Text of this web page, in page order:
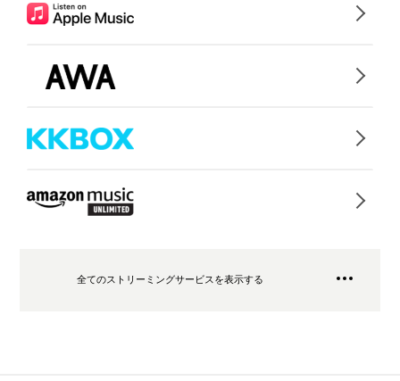
全てのストリーミングサービスを表示する